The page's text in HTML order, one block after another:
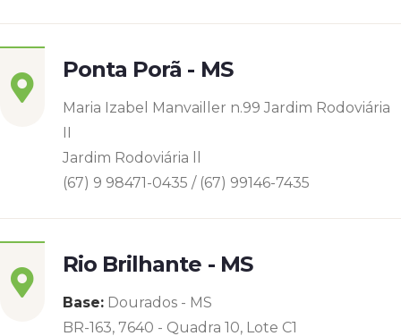
Ponta Porã - MS
Maria Izabel Manvailler n.99 Jardim Rodoviária
II
Jardim Rodoviária ll
(67) 9 98471-0435 / (67) 99146-7435
Rio Brilhante - MS
Base: Dourados - MS
BR-163, 7640 - Quadra 10, Lote C1